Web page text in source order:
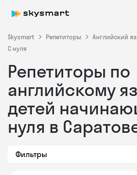
Skysmart Репетиторы Английский
С нуля
Репетиторы по
английскому
детей
нуля в
Фильтры
Skysmart Chat